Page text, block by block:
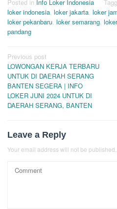
Posted in Info Loker Indonesia
loker indonesia, loker jakarta, loker
loker pekanbaru, loker semarang,
pandang
Post
navigation
Previous post
LOWONGAN KERJA TERBARU
UNTUK DI DAERAH SERANG
BANTEN SEGERA | INFO
LOKER JUNI 2024 UNTUK DI
DAERAH SERANG, BANTEN
Leave a Reply
Your email address will not be published.